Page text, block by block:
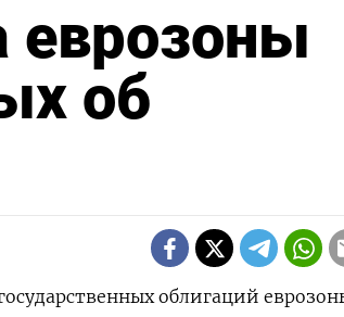
еврозоны
об
облигаций